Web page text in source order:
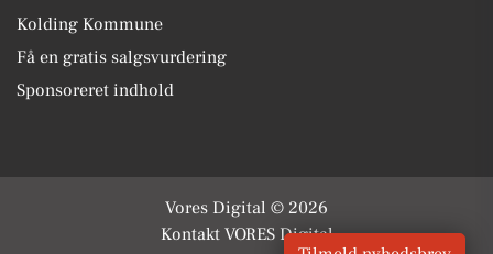
Kolding Kommune
Få en gratis salgsvurdering
Sponsoreret indhold
Vores Digital © 2026
Kontakt VORES Digital